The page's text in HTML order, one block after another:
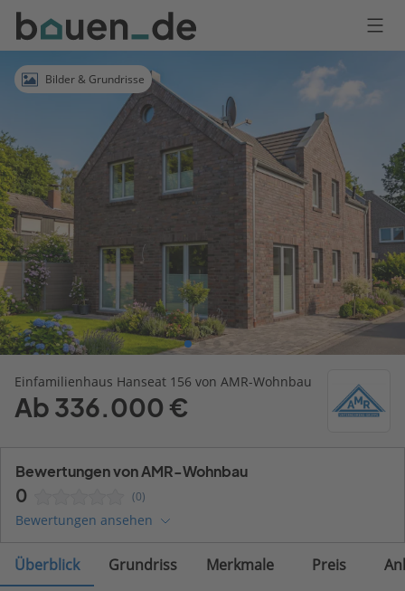
Bauen
Logo
AnmeldenBilder & Grundrisse
Einfamilienhaus Hanseat 156 von AMR-Wohnbau
Ab 336.000 €
Bewertungen von AMR-Wohnbau
0 (0)
Bewertungen ansehen
Überblick Grundriss Merkmale Preis